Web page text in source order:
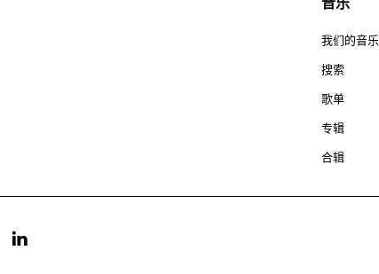
我们的音乐
搜索
歌单
专辑
合辑
LinkedIn